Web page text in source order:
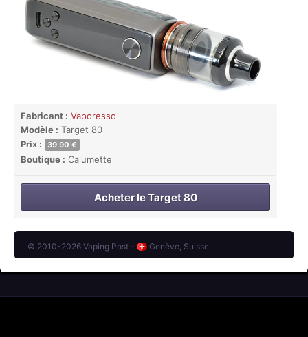
Fabricant : Vaporesso
Modèle : Target 80
Prix :
39.90 €
Boutique : Calumette
Acheter le Target 80
© 2010-2026 Vaping Post - Genève, Suisse